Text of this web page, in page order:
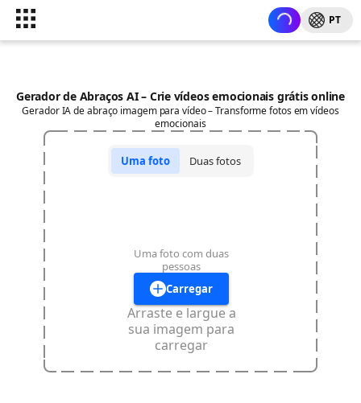
PT
Gerador de Abraços AI – Crie vídeos emocionais grátis online
Gerador IA de abraço imagem para vídeo – Transforme fotos em vídeos
emocionais
Uma foto Duas fotos
Uma foto com duas
pessoas
Carregar
Arraste e largue a
sua imagem para
carregar